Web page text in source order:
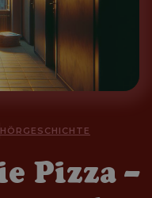
HÖRGESCHICHTE
Pizza –